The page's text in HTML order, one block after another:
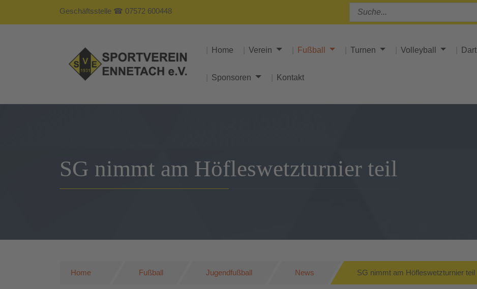
Geschäftsstelle ☎ 07572 600448
Home Verein Fußball Turnen Volleyball Dart
Sponsoren Kontakt
SG nimmt am Höfleswetzturnier teil
Home Fußball Jugendfußball News SG nimmt am Höfleswetzturnier teil